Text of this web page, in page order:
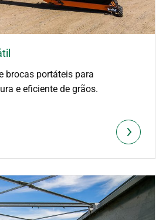
brocas portáteis para
e eficiente de grãos.